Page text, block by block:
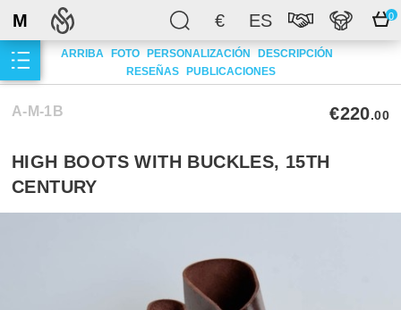
€ ES 0
M
ARRIBA FOTO PERSONALIZACIÓN
DESCRIPCIÓN
RESEÑAS
PUBLICACIONES
A-M-1B €220.00
HIGH BOOTS WITH BUCKLES, 15TH
CENTURY